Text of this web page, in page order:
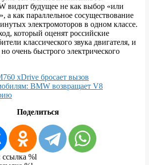
видит будущее не как выбор «или
а как параллельное сосуществование
электромоторов в одном классе.
который оценят российские
классического звука двигателя, и
очень быстрого электрического
xDrive бросает вызов
BMW возвращает V8
Поделиться
%l